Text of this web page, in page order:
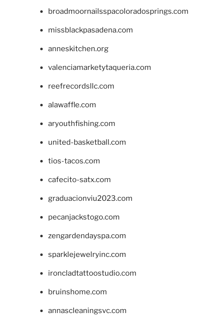
broadmoornailsspacoloradosprings.com
missblackpasadena.com
anneskitchen.org
valenciamarketytaqueria.com
reefrecordsllc.com
alawaffle.com
aryouthfishing.com
united-basketball.com
tios-tacos.com
cafecito-satx.com
graduacionviu2023.com
pecanjackstogo.com
zengardendayspa.com
sparklejewelryinc.com
ironcladtattoostudio.com
bruinshome.com
annascleaningsvc.com